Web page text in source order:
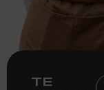
TE